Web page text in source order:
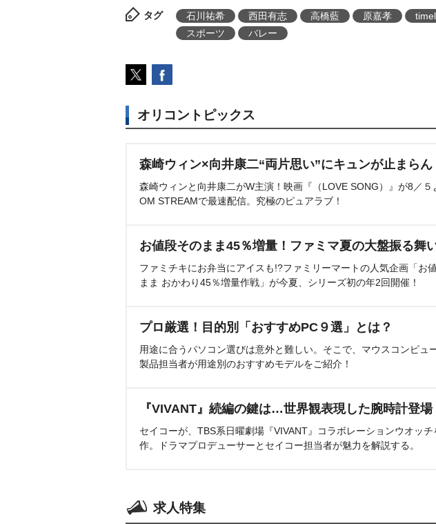
タグ 石川祐希 西田有志 高橋藍 原嘉孝
スポーツ
バレー
オリコントピックス
森崎ウィン×向井康二“両片思い”にキュンが止まらん
森崎ウィンと向井康二がW主演！映画『（LOVE SONG）』が8／５
OM STREAMで最速配信。究極のピュアラブ！
お値段そのまま45％増量！ファミマ夏の大盤振る舞
ファミチキにお弁当にアイスも!?ファミリーマートの人気企画「お
まま おかわり45％増量作戦」が今夏、シリーズ初の年2回開催！
プロ厳選！目的別「おすすめPC９選」とは？
用途に合うパソコン選びは意外と難しい。そこで、マウスコンピュ
製品担当者が用途別のおすすめモデルをご紹介！
『VIVANT』続編の鍵は…世界観表現した腕時計登場
セイコーが、TBS系日曜劇場『VIVANT』コラボレーションウオッチ
作。ドラマプロデューサーとセイコー担当者が魅力を解説する。
求人特集